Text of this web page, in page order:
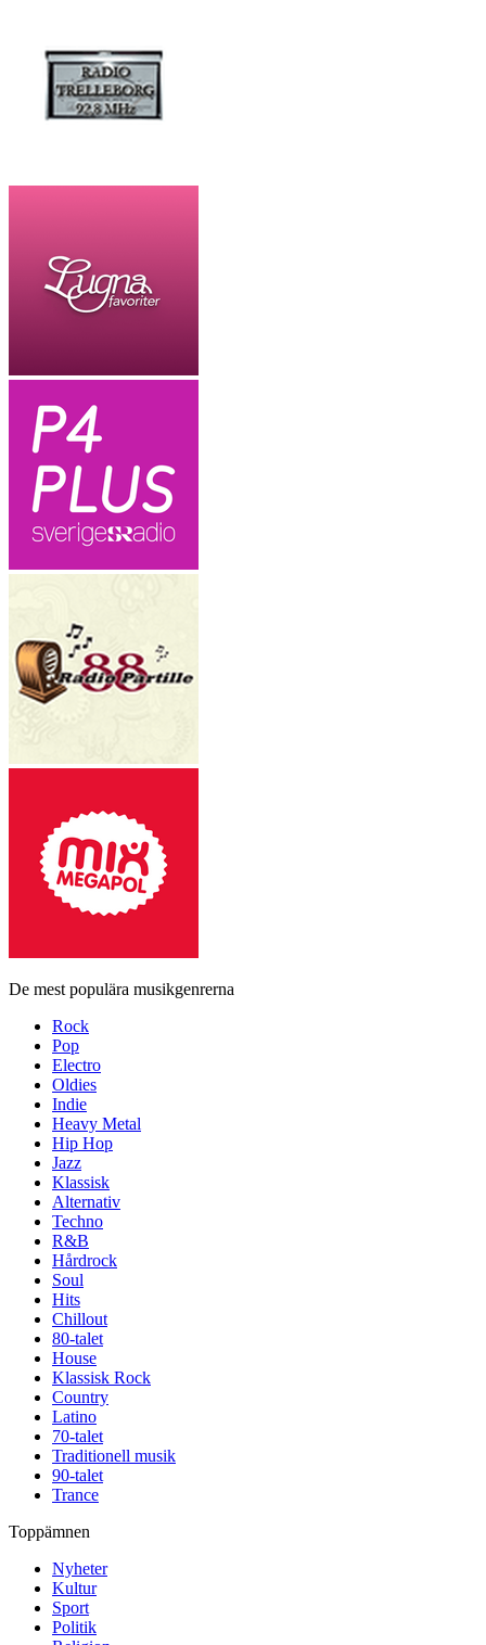
De mest populära musikgenrerna
Rock
Pop
Electro
Oldies
Indie
Heavy Metal
Hip Hop
Jazz
Klassisk
Alternativ
Techno
R&B
Hårdrock
Soul
Hits
Chillout
80-talet
House
Klassisk Rock
Country
Latino
70-talet
Traditionell musik
90-talet
Trance
Toppämnen
Nyheter
Kultur
Sport
Politik